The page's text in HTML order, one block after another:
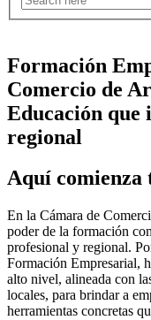
Formación
Comercio de
Educación que
regional
Aquí comienza
En la Cámara de
poder de la formación
profesional y regional.
Formación Empresarial,
alto nivel, alineada con
locales, para brindar a
herramientas concretas